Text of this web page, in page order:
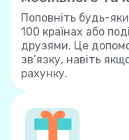
Поповніть будь-
100 країнах або
друзями. Це
зв’язку, навіть
рахунку.